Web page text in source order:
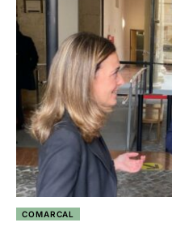
COMARCAL